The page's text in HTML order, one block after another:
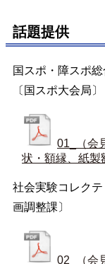
話題提供
国スポ・障スポ
〔国スポ大会局〕
01_（会
状・額縁、紙製
社会実験コレク
画調整課〕
02_（会